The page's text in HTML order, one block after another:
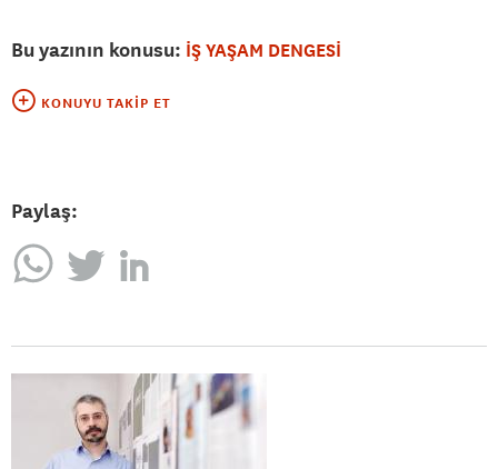
Bu yazının konusu: İŞ YAŞAM DENGESİ
KONUYU TAKIP ET
Paylaş: